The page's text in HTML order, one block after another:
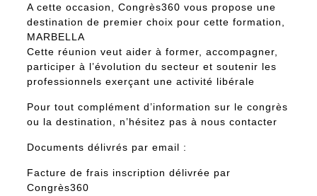
A cette occasion, Congrès360 vous propose une
destination de premier choix pour cette formation,
MARBELLA
Cette réunion veut aider à former, accompagner,
participer à l’évolution du secteur et soutenir les
professionnels exerçant une activité libérale
Pour tout complément d’information sur le congrès
ou la destination, n’hésitez pas à nous contacter
Documents délivrés par email :
Facture de frais inscription délivrée par
Congrès360